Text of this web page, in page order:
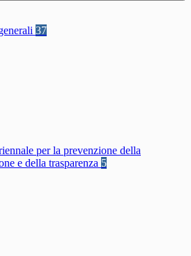
37
per la prevenzione della
e della trasparenza 5